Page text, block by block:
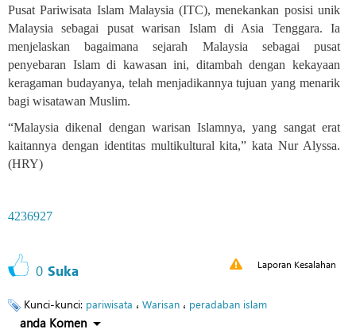
Pusat Pariwisata Islam Malaysia (ITC), menekankan posisi unik
Malaysia sebagai pusat warisan Islam di Asia Tenggara. Ia
menjelaskan bagaimana sejarah Malaysia sebagai pusat
penyebaran Islam di kawasan ini, ditambah dengan kekayaan
keragaman budayanya, telah menjadikannya tujuan yang menarik
bagi wisatawan Muslim.
“Malaysia dikenal dengan warisan Islamnya, yang sangat erat
kaitannya dengan identitas multikultural kita,” kata Nur Alyssa.
(HRY)
4236927
0 Suka Laporan Kesalahan
Kunci-kunci: pariwisata ، Warisan ، peradaban islam
anda Komen